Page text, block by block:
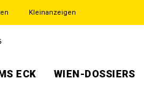
Kleinanzeigen
ECK WIEN-DOSSIERS